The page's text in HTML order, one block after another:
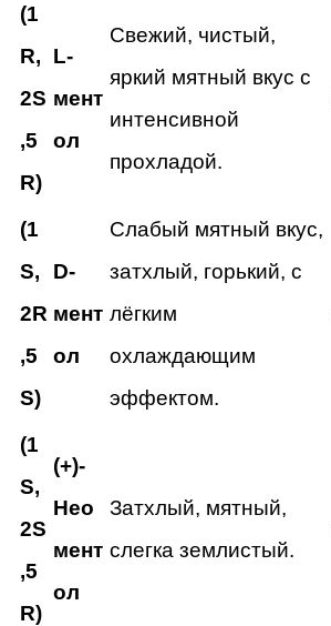
(1
R,
2S
,5
R)
L-
мент
ол
Свежий, чистый,
яркий мятный вкус с
интенсивной
прохладой.
(1
S,
2R
,5
S)
D-
мент
ол
Слабый мятный вкус,
затхлый, горький, с
лёгким
охлаждающим
эффектом.
(1
S,
2S
,5
R)
(+)-
Нео
мент
ол
Затхлый, мятный,
слегка землистый.